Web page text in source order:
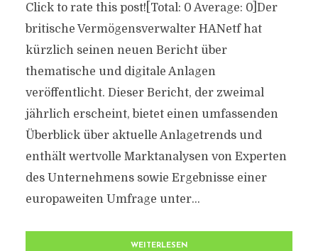
Click to rate this post![Total: 0 Average: 0]Der
britische Vermögensverwalter HANetf hat
kürzlich seinen neuen Bericht über
thematische und digitale Anlagen
veröffentlicht. Dieser Bericht, der zweimal
jährlich erscheint, bietet einen umfassenden
Überblick über aktuelle Anlagetrends und
enthält wertvolle Marktanalysen von Experten
des Unternehmens sowie Ergebnisse einer
europaweiten Umfrage unter...
WEITERLESEN